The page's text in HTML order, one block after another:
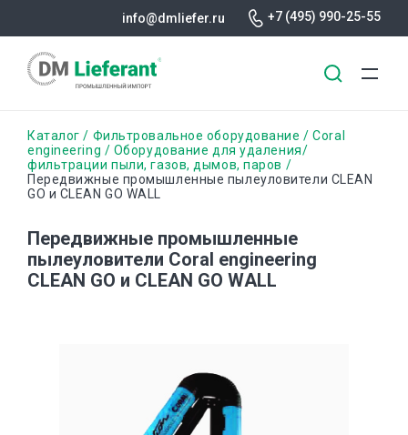
основному
содержанию
info@dmliefer.ru +7 (495) 990-25-55
Строка
навигации
Каталог Фильтровальное оборудование
Coral
engineering
Оборудование для удаления/
фильтрации пыли, газов, дымов, паров
Передвижные промышленные пылеуловители CLEAN
GO и CLEAN GO WALL
Передвижные промышленные
пылеуловители Coral engineering
CLEAN GO и CLEAN GO WALL